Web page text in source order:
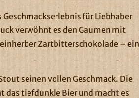
Geschmackserlebnis für Liebhaber
verwöhnt es den Gaumen mit
Zartbitterschokolade – ein
seinen vollen Geschmack. Die
das tiefdunkle Bier und macht es